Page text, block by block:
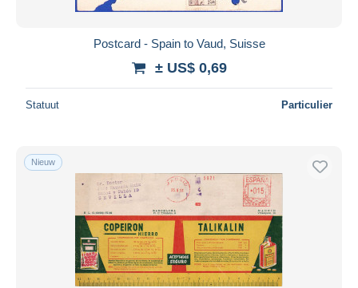
Postcard - Spain to Vaud, Suisse
± US$ 0,69
Statuut Particulier
Nieuw